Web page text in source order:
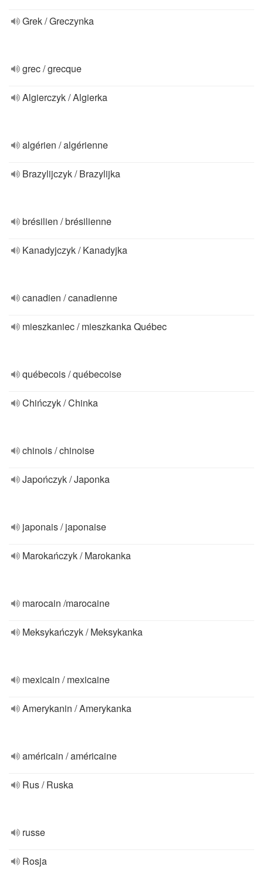
Grek / Greczynka
grec / grecque
Algierczyk / Algierka
algérien / algérienne
Brazylijczyk / Brazylijka
brésilien / brésilienne
Kanadyjczyk / Kanadyjka
canadien / canadienne
mieszkaniec / mieszkanka Québec
québecois / québecoise
Chińczyk / Chinka
chinois / chinoise
Japończyk / Japonka
japonais / japonaise
Marokańczyk / Marokanka
marocain /marocaine
Meksykańczyk / Meksykanka
mexicain / mexicaine
Amerykanin / Amerykanka
américain / américaine
Rus / Ruska
russe
Rosja